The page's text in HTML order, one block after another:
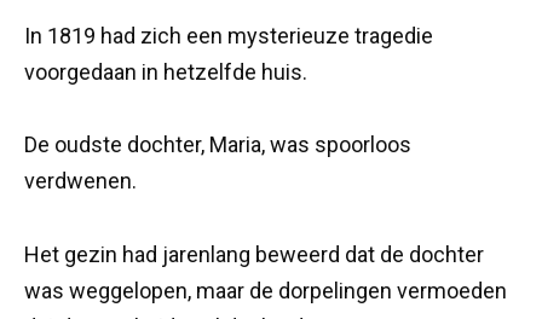
In 1819 had zich een mysterieuze tragedie
voorgedaan in hetzelfde huis.
De oudste dochter, Maria, was spoorloos
verdwenen.
Het gezin had jarenlang beweerd dat de dochter
was weggelopen, maar de dorpelingen vermoeden